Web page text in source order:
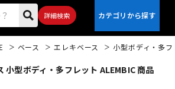
詳細検索
ベース エレキベース 小型ボディ・多
小型ボディ・多フレット ALEMBIC 商品